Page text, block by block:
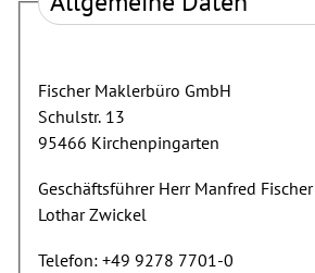
Fischer Maklerbüro GmbH
Schulstr. 13
95466 Kirchenpingarten
Geschäftsführer Herr Manfred
Lothar Zwickel
Telefon: +49 9278 7701-0